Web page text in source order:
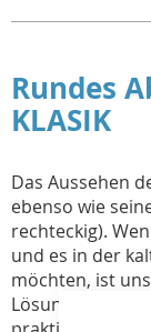
Rundes
KLASIK
Das Aussehen
ebenso wie
rechteckig).
und es in der
möchten, ist
Lösung. Das